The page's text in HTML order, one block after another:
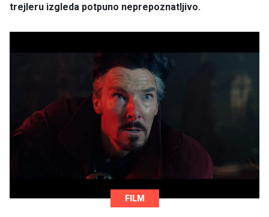
trejleru izgleda potpuno neprepoznatljivo.
FILM